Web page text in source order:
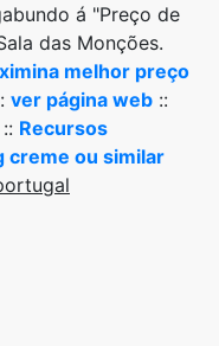
á "Preço de
das Monções.
melhor preço
ver página web ::
:: Recursos
creme ou similar